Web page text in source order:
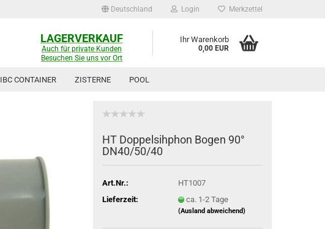
Deutschland Login Merkzettel
LAGERVERKAUF
Auch für private Kunden
Besuchen Sie uns vor Ort
Ihr Warenkorb
0,00 EUR
IBC CONTAINER ZISTERNE POOL
HT Doppelsihphon Bogen 90°
DN40/50/40
Art.Nr.:
HT1007
Lieferzeit:
ca. 1-2 Tage
(Ausland abweichend)